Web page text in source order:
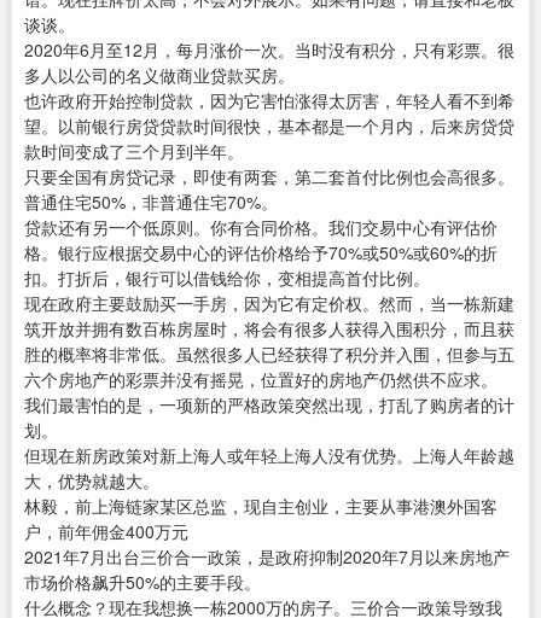
谈谈。
2020年6月至12月，每月涨价一次。当时没有积分，只有彩票。很
多人以公司的名义做商业贷款买房。
也许政府开始控制贷款，因为它害怕涨得太厉害，年轻人看不到希
望。以前银行房贷贷款时间很快，基本都是一个月内，后来房贷贷
款时间变成了三个月到半年。
只要全国有房贷记录，即使有两套，第二套首付比例也会高很多。
普通住宅50%，非普通住宅70%。
贷款还有另一个低原则。你有合同价格。我们交易中心有评估价
格。银行应根据交易中心的评估价格给予70%或50%或60%的折
扣。打折后，银行可以借钱给你，变相提高首付比例。
现在政府主要鼓励买一手房，因为它有定价权。然而，当一栋新建
筑开放并拥有数百栋房屋时，将会有很多人获得入围积分，而且获
胜的概率将非常低。虽然很多人已经获得了积分并入围，但参与五
六个房地产的彩票并没有摇晃，位置好的房地产仍然供不应求。
我们最害怕的是，一项新的严格政策突然出现，打乱了购房者的计
划。
但现在新房政策对新上海人或年轻上海人没有优势。上海人年龄越
大，优势就越大。
林毅，前上海链家某区总监，现自主创业，主要从事港澳外国客
户，前年佣金400万元
2021年7月出台三价合一政策，是政府抑制2020年7月以来房地产
市场价格飙升50%的主要手段。
什么概念？现在我想换一栋2000万的房子。三价合一政策导致我